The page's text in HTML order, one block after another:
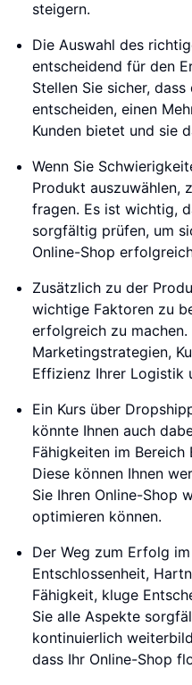
steigern.
Die Auswahl des
entscheidend für den
Stellen Sie sicher,
entscheiden, einen
Kunden bietet und sie
Wenn Sie
Produkt auszuwählen,
fragen. Es ist wichtig,
sorgfältig prüfen, um
Online-Shop
Zusätzlich zu der
wichtige Faktoren zu
erfolgreich zu machen.
Marketingstrategien,
Effizienz Ihrer Logistik
Ein Kurs über
könnte Ihnen auch
Fähigkeiten im
Diese können Ihnen
Sie Ihren Online-Shop
optimieren können.
Der Weg zum Erfolg
Entschlossenheit,
Fähigkeit, kluge
Sie alle Aspekte
kontinuierlich
dass Ihr Online-Shop